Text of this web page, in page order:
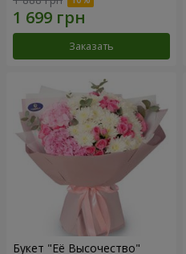
Заказать
Букет "Её Высочество"